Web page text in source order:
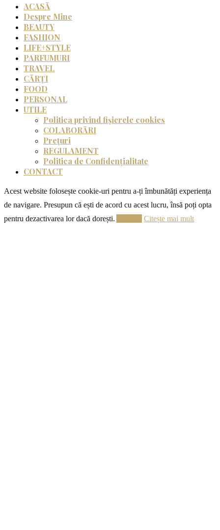
ACASĂ
Despre Mine
BEAUTY
FASHION
LIFE+STYLE
PARFUMURI
TRAVEL
CĂRȚI
FOOD
PERSONAL
UTILE
Politica privind fișierele cookies
COLABORĂRI
Prețuri
REGULAMENT
Politica de Confidențialitate
CONTACT
Acest website folosește cookie-uri pentru a-ți îmbunătăți experiența
de navigare. Presupun că ești de acord cu acest lucru, însă poți opta
pentru dezactivarea lor dacă dorești.
Citește mai mult